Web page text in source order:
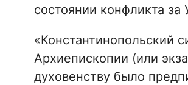
состоянии конфликта за
«Константинопольский
Архиепископии (или
духовенству было